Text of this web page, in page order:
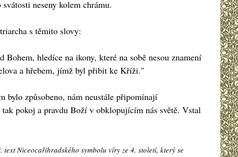
neseny kolem chrámu.
s těmito slovy:
hledíce na ikony, které na sobě nesou znamení
a hřebem, jímž byl přibit ke Kříži."
bylo způsobeno, nám neustále připomínají
pokoj a pravdu Boží v obklopujícím nás světě. Vstal
text Niceocařihradského symbolu víry ze 4. století, který se